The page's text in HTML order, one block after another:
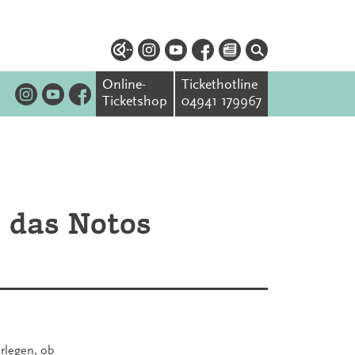
Online-
Ticketshop
Tickethotline
04941 179967
Notos
ob